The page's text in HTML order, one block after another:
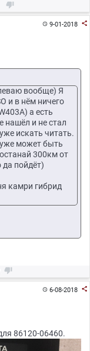

9-01-2018 
вообще) Я
и в нём ничего
а есть
нашёл и не стал
искать читать.
может быть
300км от
пойдёт)
камри гибрид

6-08-2018 
86120-06460.